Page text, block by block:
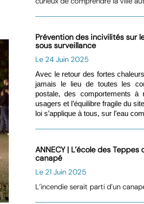
Prévention des incivilités sur
sous surveillance
Le 24 Juin 2025
Avec le retour des fortes
jamais le lieu de toutes les
postale, des comportements à
usagers et l’équilibre fragile du
loi s’applique à tous, sur l’eau
ANNECY | L’école des
canapé
Le 21 Juin 2025
L’incendie serait parti d’un